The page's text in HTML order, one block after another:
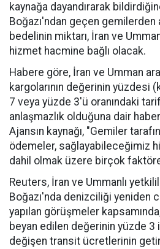
kaynağa dayandırarak
Boğazı'ndan geçen gemilerden
bedelinin miktarı, İran ve
hizmet hacmine bağlı olacak.
Habere göre, İran ve Umman
kargolarının değerinin yüzdesi
7 veya yüzde 3'ü oranındaki
anlaşmazlık olduğuna dair
Ajansın kaynağı, "Gemiler
ödemeler, sağlayabileceğimiz
dahil olmak üzere birçok
Reuters, İran ve Ummanlı
Boğazı'nda denizciliği yeniden
yapılan görüşmeler
beyan edilen değerinin yüzde 3
değişen transit ücretlerinin